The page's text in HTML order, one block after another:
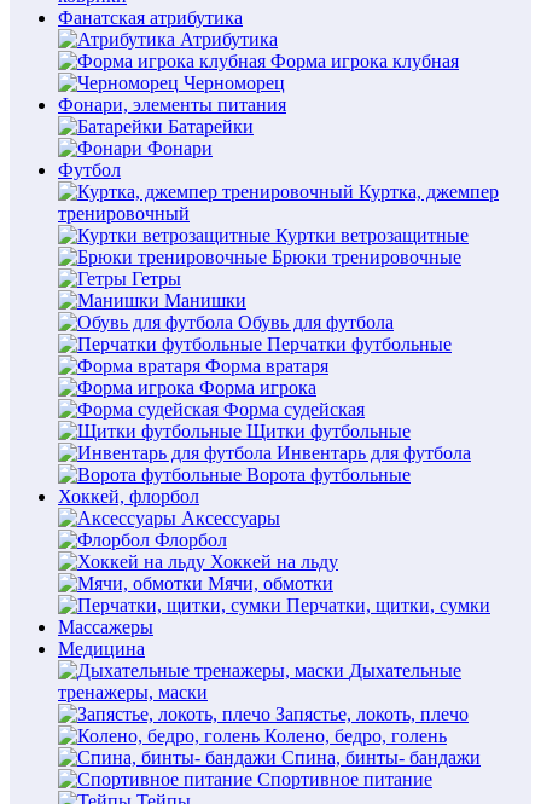
Фанатская атрибутика
Атрибутика
Форма игрока клубная
Черноморец
Фонари, элементы питания
Батарейки
Фонари
Футбол
Куртка, джемпер
тренировочный
Куртки ветрозащитные
Брюки тренировочные
Гетры
Манишки
Обувь для футбола
Перчатки футбольные
Форма вратаря
Форма игрока
Форма судейская
Щитки футбольные
Инвентарь для футбола
Ворота футбольные
Хоккей, флорбол
Аксессуары
Флорбол
Хоккей на льду
Мячи, обмотки
Перчатки, щитки, сумки
Массажеры
Медицина
Дыхательные
тренажеры, маски
Запястье, локоть, плечо
Колено, бедро, голень
Спина, бинты- бандажи
Спортивное питание